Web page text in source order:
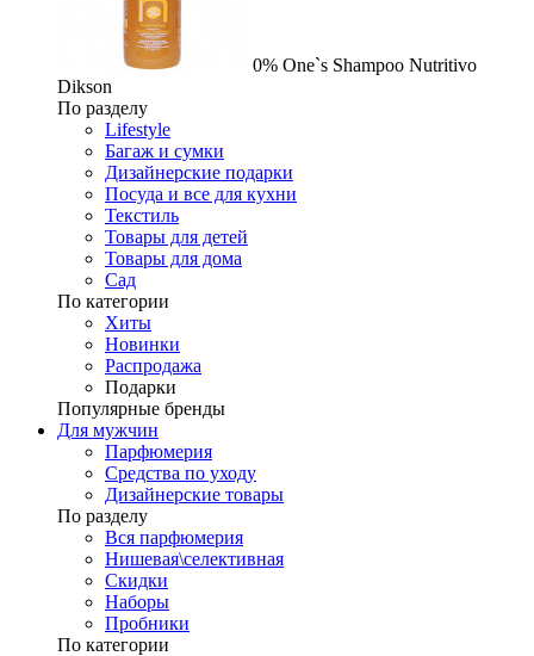
0% One`s Shampoo Nutritivo
Dikson
По разделу
Lifestyle
Багаж и сумки
Дизайнерские подарки
Посуда и все для кухни
Текстиль
Товары для детей
Товары для дома
Сад
По категории
Хиты
Новинки
Распродажа
Подарки
Популярные бренды
Для мужчин
Парфюмерия
Средства по уходу
Дизайнерские товары
По разделу
Вся парфюмерия
Нишевая\селективная
Скидки
Наборы
Пробники
По категории